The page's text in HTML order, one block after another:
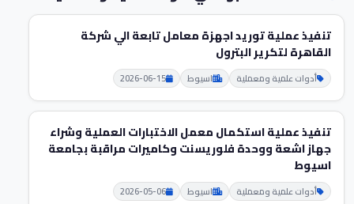
تنفيذ عملية توريد اجهزة معامل تابعة الي شركة
القاهرة لتكرير البترول
أدوات علمية ومعملية اسيوط 2026-06-15
تنفيذ عملية استكمال معمل الاختبارات العملية وشراء
جهاز اشعة ووحدة فلوريسنت وكاميرات مراقبة بجامعة
اسيوط
أدوات علمية ومعملية اسيوط 2026-05-06